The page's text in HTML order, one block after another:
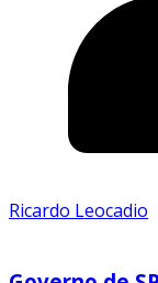
Ricardo Leocadio